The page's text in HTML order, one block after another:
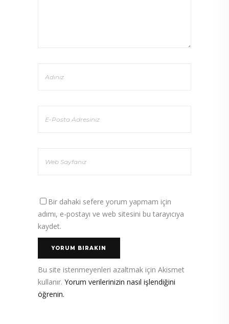
Bir dahaki sefere yorum yapmam için
adımı, e-postayı ve web sitesini bu tarayıcıya
kaydet.
Bu site istenmeyenleri azaltmak için Akismet
kullanır. Yorum verilerinizin nasıl işlendiğini
öğrenin.